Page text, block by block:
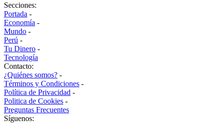
Secciones:
Portada -
Economía -
Mundo -
Perú -
Tu Dinero -
Tecnología
Contacto:
¿Quiénes somos? -
Términos y Condiciones -
Política de Privacidad -
Politica de Cookies -
Preguntas Frecuentes
Síguenos: